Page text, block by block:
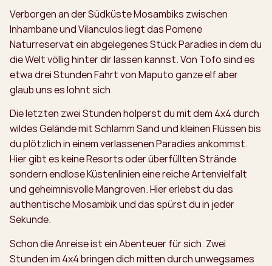
Verborgen an der Südküste Mosambiks zwischen
Inhambane und Vilanculos liegt das Pomene
Naturreservat ein abgelegenes Stück Paradies in dem du
die Welt völlig hinter dir lassen kannst. Von Tofo sind es
etwa drei Stunden Fahrt von Maputo ganze elf aber
glaub uns es lohnt sich.
Die letzten zwei Stunden holperst du mit dem 4x4 durch
wildes Gelände mit Schlamm Sand und kleinen Flüssen bis
du plötzlich in einem verlassenen Paradies ankommst.
Hier gibt es keine Resorts oder überfüllten Strände
sondern endlose Küstenlinien eine reiche Artenvielfalt
und geheimnisvolle Mangroven. Hier erlebst du das
authentische Mosambik und das spürst du in jeder
Sekunde.
Schon die Anreise ist ein Abenteuer für sich. Zwei
Stunden im 4x4 bringen dich mitten durch unwegsames